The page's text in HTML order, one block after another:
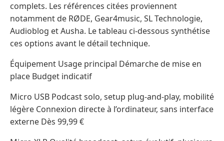
complets. Les références citées proviennent
notamment de RØDE, Gear4music, SL Technologie,
Audioblog et Ausha. Le tableau ci-dessous synthétise
ces options avant le détail technique.
Équipement Usage principal Démarche de mise en
place Budget indicatif
Micro USB Podcast solo, setup plug-and-play, mobilité
légère Connexion directe à l’ordinateur, sans interface
externe Dès 99,99 €